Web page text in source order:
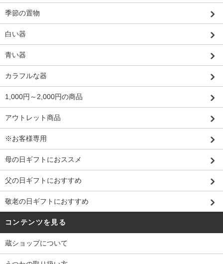
季節の置物
白い器
青い器
カラフルな器
1,000円～2,000円の商品
アウトレット商品
※お客様専用
母の日ギフトにおススメ
父の日ギフトにおすすめ
敬老の日ギフトにおすすめ
コンテンツを見る
蔵ショップについて